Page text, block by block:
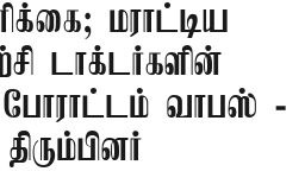
மராட்டிய
டாக்டர்களின்
போராட்டம் வாபஸ் -